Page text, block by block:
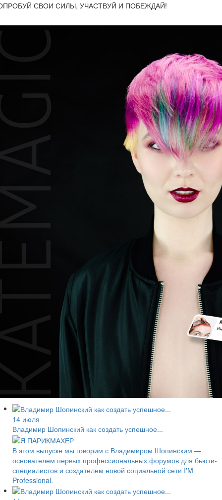
СВОИ СИЛЫ, УЧАСТВУЙ И ПОБЕЖДАЙ!
14 июля
Владимир Шопинский как создать успешное...
В этом выпуске мы говорим с Владимиром Шопинским —
основателем первых профессиональных форумов для бьюти-
специалистов и создателем новой социальной сети I'M
Professional.